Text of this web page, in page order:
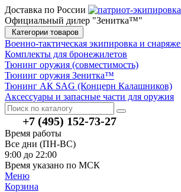
Доставка по России
Официальный дилер "Зенитка™"
Категории товаров
Военно-тактическая экипировка и
Комплекты для бронежилетов
Тюнинг оружия (совместимость)
Тюнинг оружия Зенитка™
Тюнинг АК SAG (Концерн Калашников)
Аксессуары и запасные части для оружия
+7 (495) 152-73-27
Время работы
Все дни (ПН-ВС)
9:00 до 22:00
Время указано по МСК
Меню
Корзина